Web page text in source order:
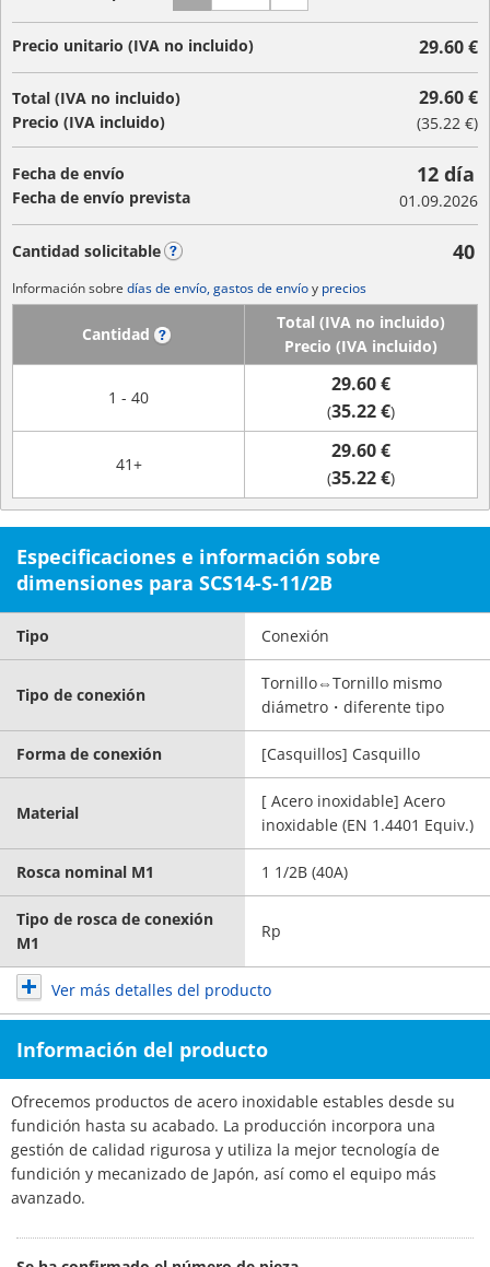
Precio unitario (IVA no incluido) 29.60 €
Total (IVA no incluido)
Precio (IVA incluido)
29.60 €
(35.22 €)
Fecha de envío
Fecha de envío prevista
12 día
01.09.2026
Cantidad solicitable 40
Información sobre días de envío, gastos de envíoy precios
Cantidad
Total (IVA no incluido)
Precio (IVA incluido)
1 - 40
29.60 €
(35.22 €)
41+
29.60 €
(35.22 €)
Especificaciones e información sobre
dimensiones para SCS14-S-11/2B
Tipo Conexión
Tipo de conexión
Tornillo⇔Tornillo mismo
diámetro・diferente tipo
Forma de conexión [Casquillos] Casquillo
Material
[ Acero inoxidable] Acero
inoxidable (EN 1.4401 Equiv.)
Rosca nominal M1 1 1/2B (40A)
Tipo de rosca de conexión
M1
Rp
Ver más detalles del producto
Información del producto
Ofrecemos productos de acero inoxidable estables desde su
fundición hasta su acabado. La producción incorpora una
gestión de calidad rigurosa y utiliza la mejor tecnología de
fundición y mecanizado de Japón, así como el equipo más
avanzado.